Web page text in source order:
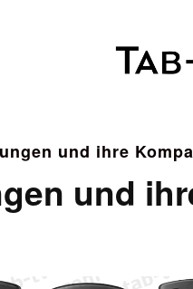
und ihre
und